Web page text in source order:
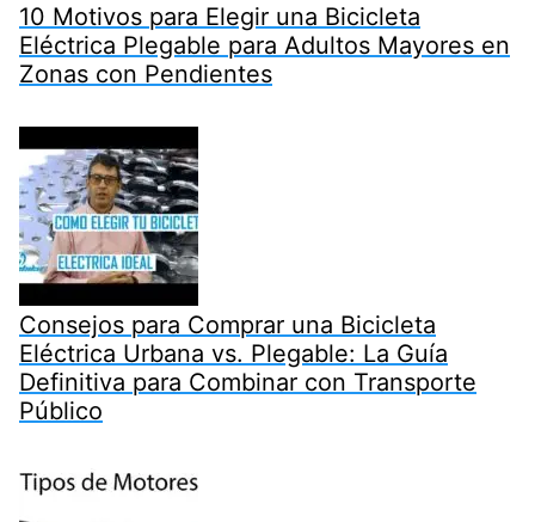
10 Motivos para Elegir una Bicicleta
Eléctrica Plegable para Adultos Mayores en
Zonas con Pendientes
Consejos para Comprar una Bicicleta
Eléctrica Urbana vs. Plegable: La Guía
Definitiva para Combinar con Transporte
Público